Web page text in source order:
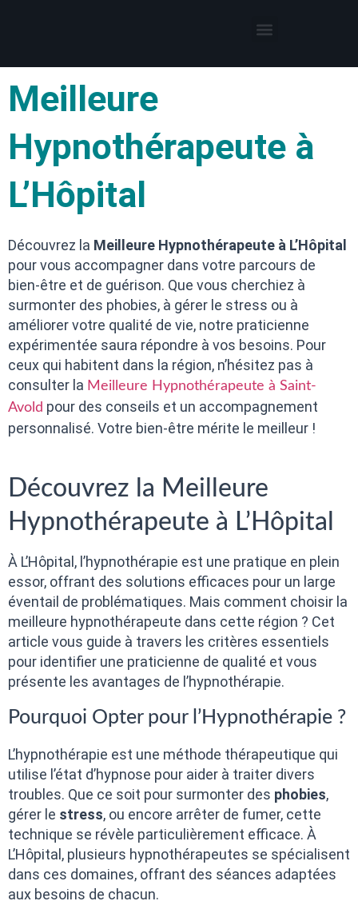
Meilleure
Hypnothérapeute à
L’Hôpital
Découvrez la Meilleure Hypnothérapeute à L’Hôpital
pour vous accompagner dans votre parcours de
bien-être et de guérison. Que vous cherchiez à
surmonter des phobies, à gérer le stress ou à
améliorer votre qualité de vie, notre praticienne
expérimentée saura répondre à vos besoins. Pour
ceux qui habitent dans la région, n’hésitez pas à
consulter la Meilleure Hypnothérapeute à Saint-
Avold pour des conseils et un accompagnement
personnalisé. Votre bien-être mérite le meilleur !
Découvrez la Meilleure
Hypnothérapeute à L’Hôpital
À L’Hôpital, l’hypnothérapie est une pratique en plein
essor, offrant des solutions efficaces pour un large
éventail de problématiques. Mais comment choisir la
meilleure hypnothérapeute dans cette région ? Cet
article vous guide à travers les critères essentiels
pour identifier une praticienne de qualité et vous
présente les avantages de l’hypnothérapie.
Pourquoi Opter pour l’Hypnothérapie ?
L’hypnothérapie est une méthode thérapeutique qui
utilise l’état d’hypnose pour aider à traiter divers
troubles. Que ce soit pour surmonter des phobies,
gérer le stress, ou encore arrêter de fumer, cette
technique se révèle particulièrement efficace. À
L’Hôpital, plusieurs hypnothérapeutes se spécialisent
dans ces domaines, offrant des séances adaptées
aux besoins de chacun.